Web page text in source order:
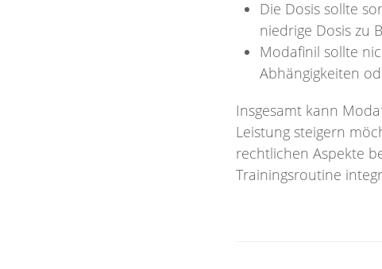
Die Dosis sollte
niedrige Dosis zu
Modafinil sollte
Abhängigkeiten
Insgesamt kann
Leistung steigern
rechtlichen Aspekte
Trainingsroutine